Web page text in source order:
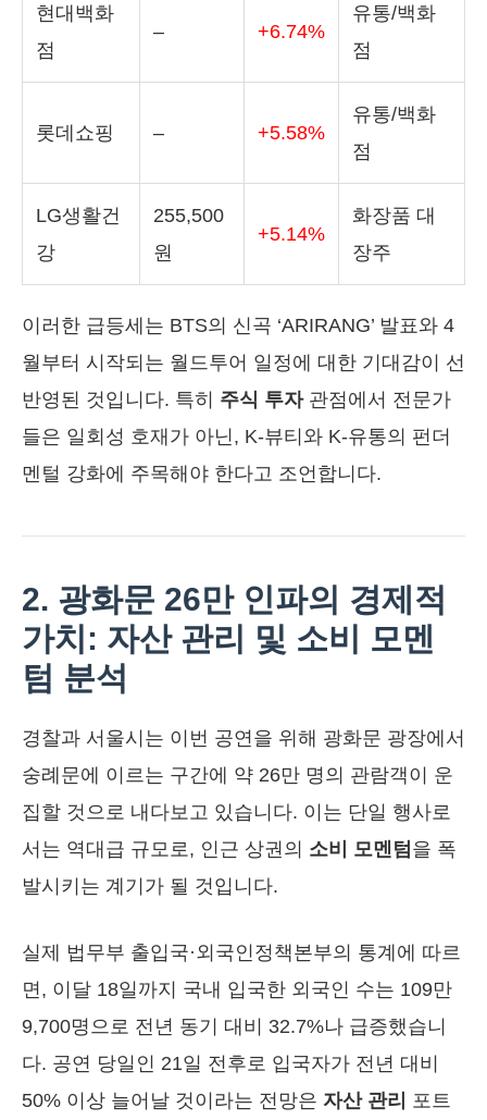
현대백화
점
– +6.74%
유통/백화
점
롯데쇼핑 – +5.58%
유통/백화
점
LG생활건
강
255,500
원
+5.14%
화장품 대
장주
이러한 급등세는 BTS의 신곡 ‘ARIRANG’ 발표와 4
월부터 시작되는 월드투어 일정에 대한 기대감이 선
반영된 것입니다. 특히 주식 투자관점에서 전문가
들은 일회성 호재가 아닌, K-뷰티와 K-유통의 펀더
멘털 강화에 주목해야 한다고 조언합니다.
2. 광화문 26만 인파의 경제적
가치: 자산 관리 및 소비 모멘
텀 분석
경찰과 서울시는 이번 공연을 위해 광화문 광장에서
숭례문에 이르는 구간에 약 26만 명의 관람객이 운
집할 것으로 내다보고 있습니다. 이는 단일 행사로
서는 역대급 규모로, 인근 상권의 소비 모멘텀 을 폭
발시키는 계기가 될 것입니다.
실제 법무부 출입국·외국인정책본부의 통계에 따르
면, 이달 18일까지 국내 입국한 외국인 수는 109만
9,700명으로 전년 동기 대비 32.7%나 급증했습니
다. 공연 당일인 21일 전후로 입국자가 전년 대비
50% 이상 늘어날 것이라는 전망은 자산 관리 포트